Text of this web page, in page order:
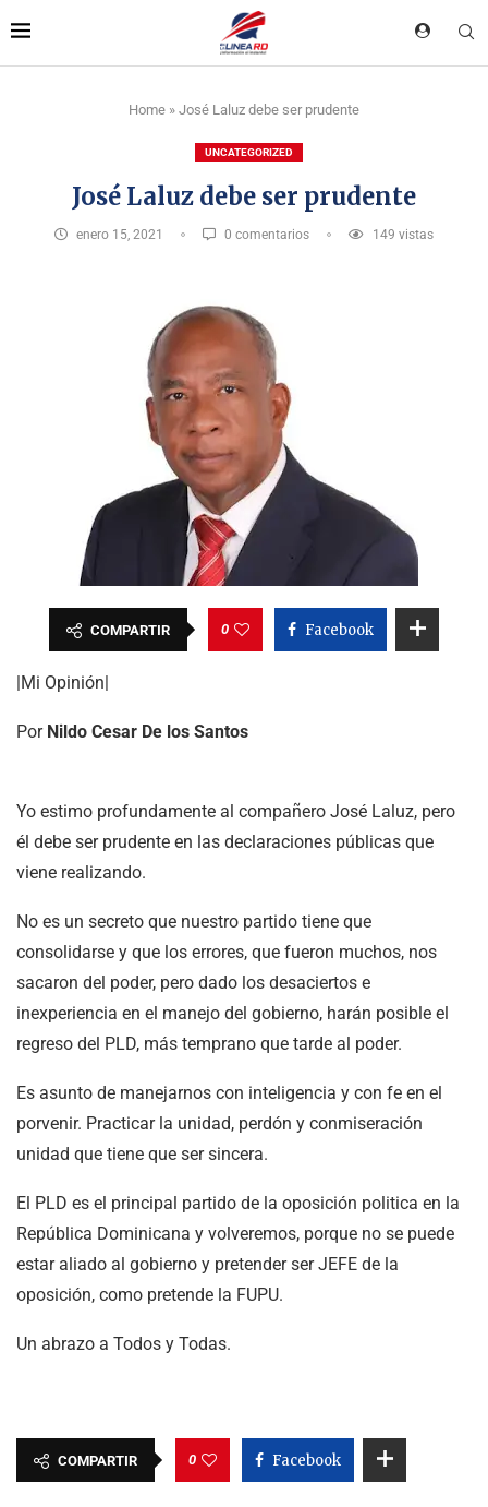
Home » José Laluz debe ser prudente
UNCATEGORIZED
José Laluz debe ser prudente
enero 15, 2021 0 comentarios 149 vistas
COMPARTIR 0 Facebook
|Mi Opinión|
Por Nildo Cesar De los Santos
Yo estimo profundamente al compañero José Laluz, pero
él debe ser prudente en las declaraciones públicas que
viene realizando.
No es un secreto que nuestro partido tiene que
consolidarse y que los errores, que fueron muchos, nos
sacaron del poder, pero dado los desaciertos e
inexperiencia en el manejo del gobierno, harán posible el
regreso del PLD, más temprano que tarde al poder.
Es asunto de manejarnos con inteligencia y con fe en el
porvenir. Practicar la unidad, perdón y conmiseración
unidad que tiene que ser sincera.
El PLD es el principal partido de la oposición politica en la
República Dominicana y volveremos, porque no se puede
estar aliado al gobierno y pretender ser JEFE de la
oposición, como pretende la FUPU.
Un abrazo a Todos y Todas.
COMPARTIR 0 Facebook